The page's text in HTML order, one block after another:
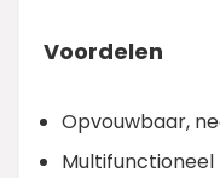
Voordelen
Opvouwbaar,
Multifunctioneel